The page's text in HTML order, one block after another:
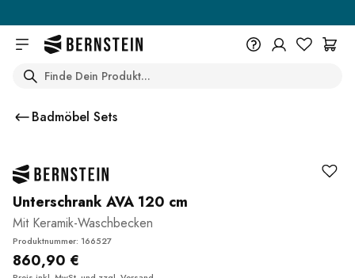
Search
Badmöbel Sets
Unterschrank AVA 120 cm
Mit Keramik-Waschbecken
Produktnummer: 166527
860,90 €